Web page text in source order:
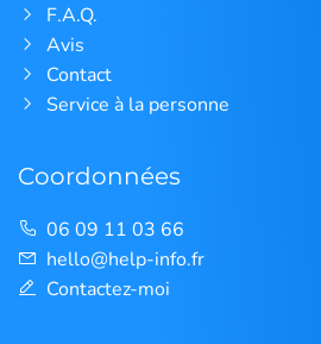
F.A.Q.
Avis
Contact
Service à la personne
Coordonnées
06 09 11 03 66
hello@help-info.fr
Contactez-moi